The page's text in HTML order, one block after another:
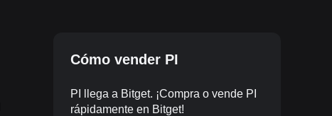
Cómo vender PI
PI llega a Bitget. ¡Compra o vende PI
rápidamente en Bitget!